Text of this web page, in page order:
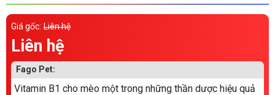
spa cho thú cưng
Thông tin về chó
CHÍNH SÁCH
Giá gốc: Liên hệ
Liên hệ
Fago Pet:
Vitamin B1 cho mèo một trong những thần dược hiệu quả